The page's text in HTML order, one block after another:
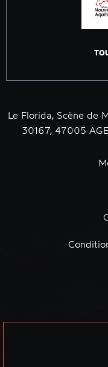
Le Florida, Scène de
30167, 47005